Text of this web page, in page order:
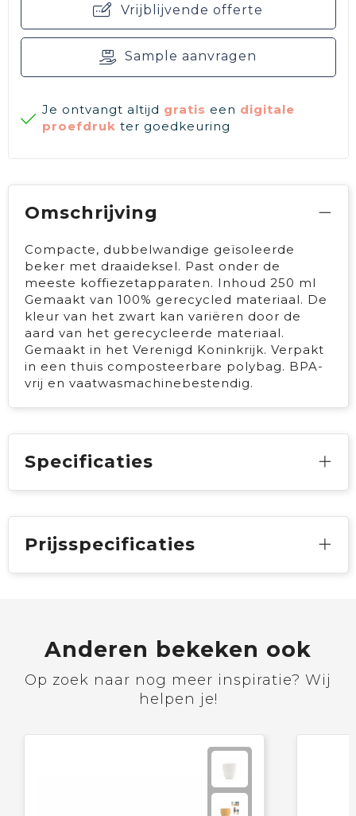
Vrijblijvende offerte
Sample aanvragen
Je ontvangt altijd gratis een digitale
proefdruk ter goedkeuring
Omschrijving
Compacte, dubbelwandige geïsoleerde
beker met draaideksel. Past onder de
meeste koffiezetapparaten. Inhoud 250 ml
Gemaakt van 100% gerecycled materiaal. De
kleur van het zwart kan variëren door de
aard van het gerecycleerde materiaal.
Gemaakt in het Verenigd Koninkrijk. Verpakt
in een thuis composteerbare polybag. BPA-
vrij en vaatwasmachinebestendig.
Specificaties
Prijsspecificaties
Anderen bekeken ook
Op zoek naar nog meer inspiratie? Wij
helpen je!